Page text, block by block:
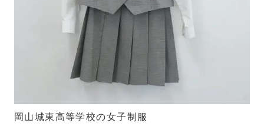
岡山城東高等学校の女子制服